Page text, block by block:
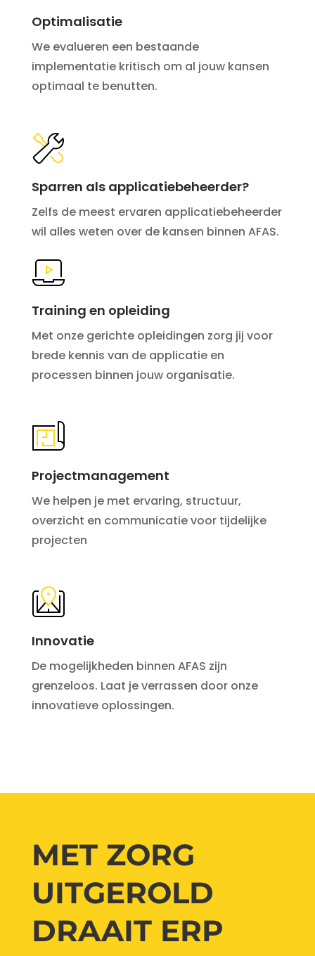
Optimalisatie
We evalueren een bestaande
implementatie kritisch om al jouw kansen
optimaal te benutten.
Sparren als applicatiebeheerder?
Zelfs de meest ervaren applicatiebeheerder
wil alles weten over de kansen binnen AFAS.
Training en opleiding
Met onze gerichte opleidingen zorg jij voor
brede kennis van de applicatie en
processen binnen jouw organisatie.
Projectmanagement
We helpen je met ervaring, structuur,
overzicht en communicatie voor tijdelijke
projecten
Innovatie
De mogelijkheden binnen AFAS zijn
grenzeloos. Laat je verrassen door onze
innovatieve oplossingen.
MET ZORG
UITGEROLD
DRAAIT ERP